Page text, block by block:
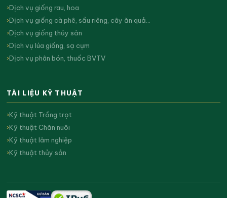
Dịch vụ giống rau, hoa
Dịch vụ giống cà phê, sầu riêng, cây ăn quả…
Dịch vụ giống thủy sản
Dịch vụ lúa giống, sạ cụm
Dịch vụ phân bón, thuốc BVTV
TÀI LIỆU KỸ THUẬT
Kỹ thuật Trồng trọt
Kỹ thuật Chăn nuôi
Kỹ thuật lâm nghiệp
Kỹ thuật thủy sản